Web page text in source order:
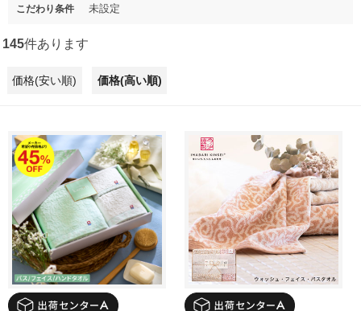
こだわり条件 未設定
145件あります
価格(安い順) 価格(高い順)